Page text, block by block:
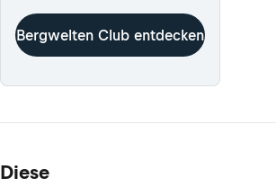
Bergwelten Club entdecken
Diese